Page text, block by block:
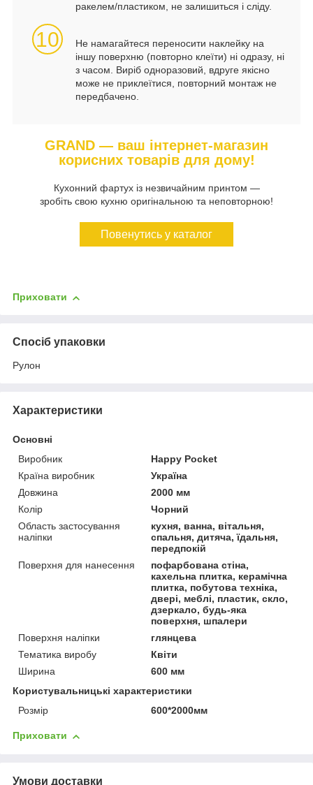
ракелем/пластиком, не залишиться і сліду.
10
Не намагайтеся переносити наклейку на
іншу поверхню (повторно клеїти) ні одразу, ні
з часом. Виріб одноразовий, вдруге якісно
може не приклеїтися, повторний монтаж не
передбачено.
GRAND — ваш інтернет-магазин
корисних товарів для дому!
Кухонний фартух із незвичайним принтом —
зробіть свою кухню оригінальною та неповторною!
Повенутись у каталог
Приховати
Спосіб упаковки
Рулон
Характеристики
Основні
Виробник
Happy Pocket
Країна виробник
Україна
Довжина
2000 мм
Колір
Чорний
Область застосування
наліпки
кухня, ванна, вітальня,
спальня, дитяча, їдальня,
передпокій
Поверхня для нанесення
пофарбована стіна,
кахельна плитка, керамічна
плитка, побутова техніка,
двері, меблі, пластик, скло,
дзеркало, будь-яка
поверхня, шпалери
Поверхня наліпки
глянцева
Тематика виробу
Квіти
Ширина
600 мм
Користувальницькі характеристики
Розмір
600*2000мм
Приховати
Умови доставки